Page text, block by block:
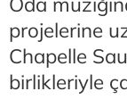
projelerine
Chapelle
birlikleriyle